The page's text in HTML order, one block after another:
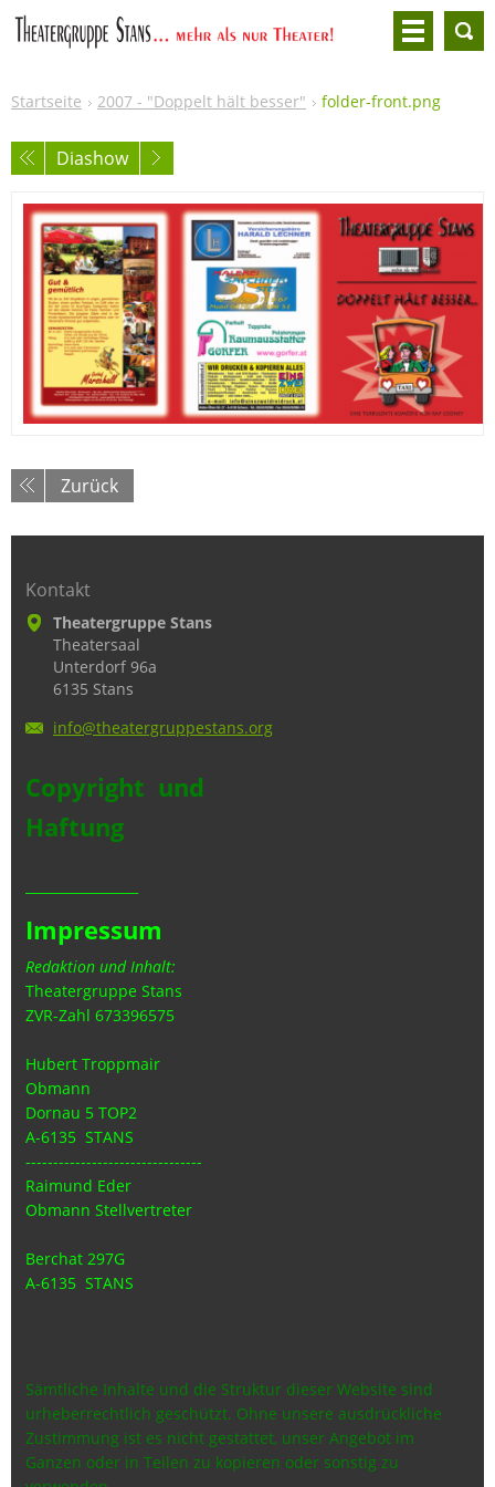
Startseite 2007 - "Doppelt hält besser" folder-front.png
Diashow
Zurück
Kontakt
Theatergruppe Stans
Theatersaal
Unterdorf 96a
6135 Stans
info@theatergruppestans.org
Copyright und
Haftung
Impressum
Redaktion und Inhalt:
Theatergruppe Stans
ZVR-Zahl 673396575
Hubert Troppmair
Obmann
Dornau 5 TOP2
A-6135 STANS
--------------------------------
Raimund Eder
Obmann Stellvertreter
Berchat 297G
A-6135 STANS
Sämtliche Inhalte und die Struktur dieser Website sind
urheberrechtlich geschützt. Ohne unsere ausdrückliche
Zustimmung ist es nicht gestattet, unser Angebot im
Ganzen oder in Teilen zu kopieren oder sonstig zu